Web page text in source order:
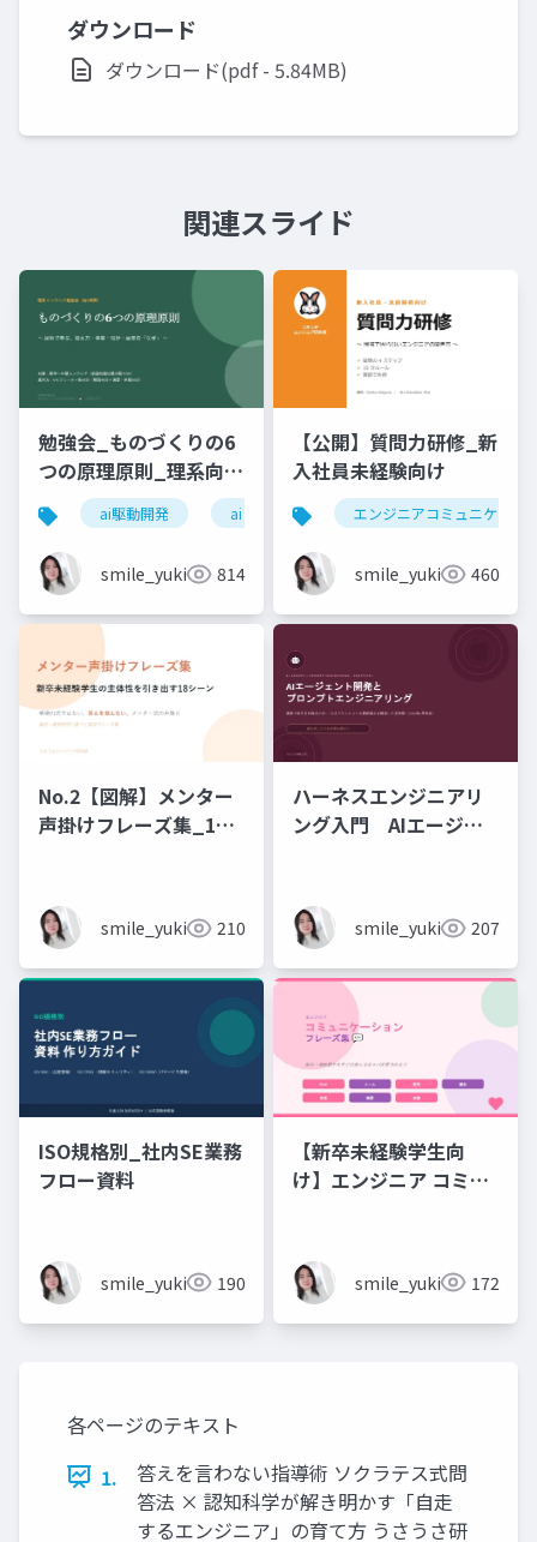
ダウンロード
ダウンロード(pdf - 5.84MB)
関連スライド
勉強会_ものづくりの6
つの原理原則_理系向け
6時間_2026_05_24_
石黒友季子
ai駆動開発 ai
smile_yukiko_it814
【公開】質問力研修_新
入社員未経験向け
エンジニアコミュニケーシ
smile_yukiko_it460
No.2【図解】メンター
声掛けフレーズ集_18
smile_yukiko_it210
ハーネスエンジニアリ
ング入門 AIエージェ
smile_yukiko_it207
ISO規格別_社内SE業務
フロー資料
smile_yukiko_it190
【新卒未経験学生向
け】エンジニア コミュ
のコミュニケーション
フレーズ集smile_yukiko_it172
各ページのテキスト
1.
答えを言わない指導術 ソクラテス式問
答法 × 認知科学が解き明かす「自走
するエンジニア」の育て方 うさうさ研